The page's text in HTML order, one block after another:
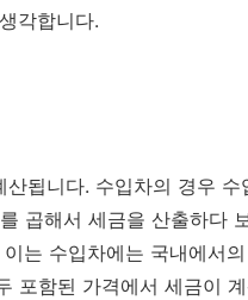
각합니다.
됩니다. 수입차의 경우 수
곱해서 세금을 산출하다
는 수입차에는 국내에서
포함된 가격에서 세금이